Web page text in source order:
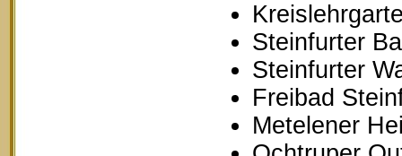
Steinfurter
Steinfurter
Freibad
Metelener